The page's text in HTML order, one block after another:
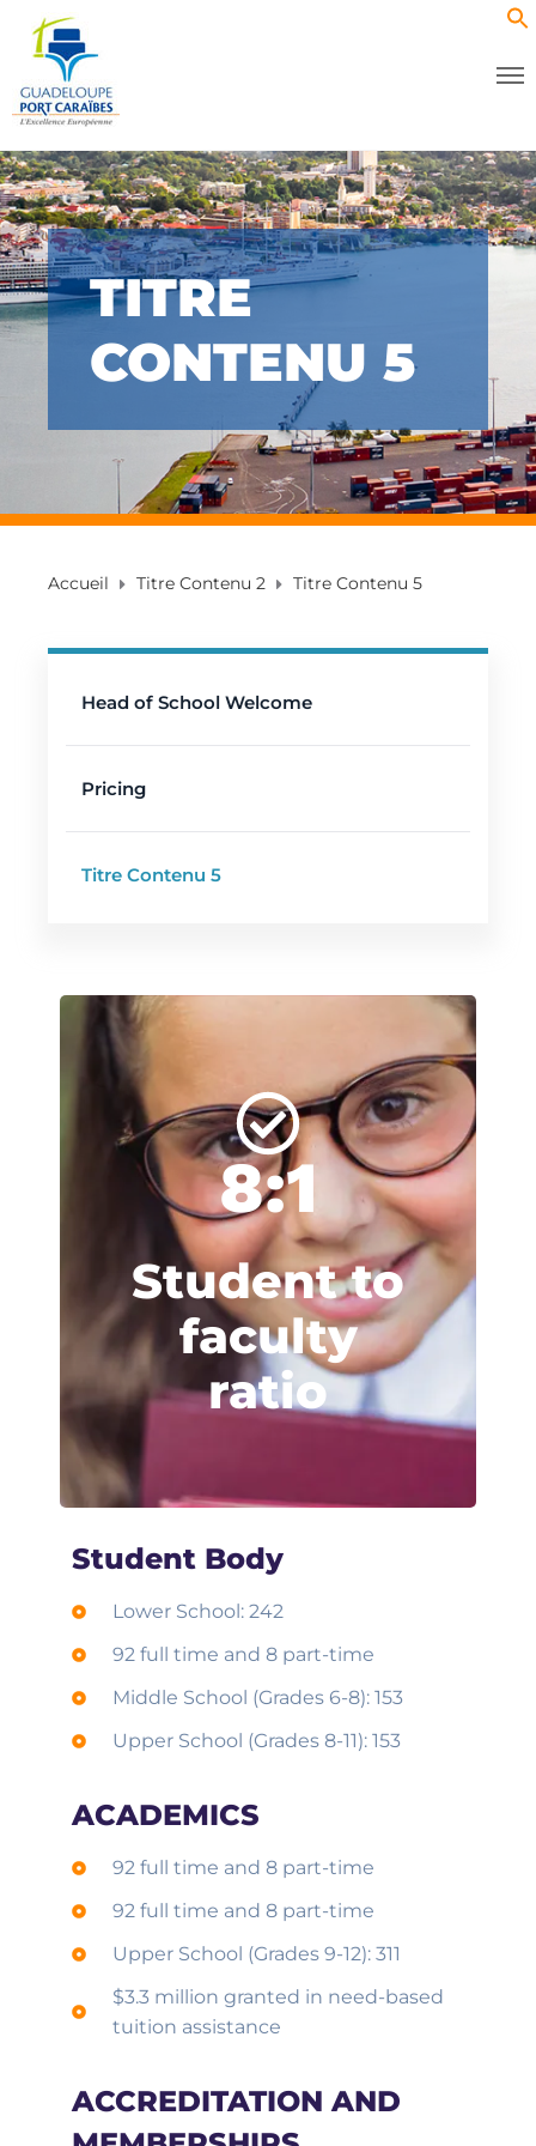
TITRE
CONTENU 5
Accueil Titre Contenu 2 Titre Contenu 5
8:1
Student to
faculty
ratio
Student Body
Lower School: 242
92 full time and 8 part-time
Middle School (Grades 6-8): 153
Upper School (Grades 8-11): 153
ACADEMICS
92 full time and 8 part-time
92 full time and 8 part-time
Upper School (Grades 9-12): 311
$3.3 million granted in need-based
tuition assistance
ACCREDITATION AND
Head of School Welcome
Pricing
Titre Contenu 5